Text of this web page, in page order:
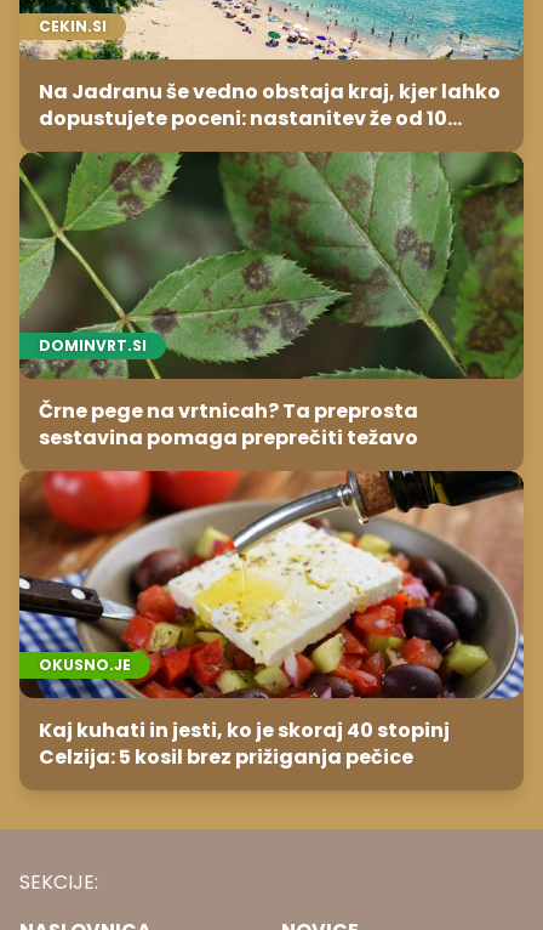
CEKIN.SI
Na Jadranu še vedno obstaja kraj, kjer lahko
dopustujete poceni: nastanitev že od 10
evrov, kosilo za pet evrov
DOMINVRT.SI
Črne pege na vrtnicah? Ta preprosta
sestavina pomaga preprečiti težavo
OKUSNO.JE
Kaj kuhati in jesti, ko je skoraj 40 stopinj
Celzija: 5 kosil brez prižiganja pečice
SEKCIJE: